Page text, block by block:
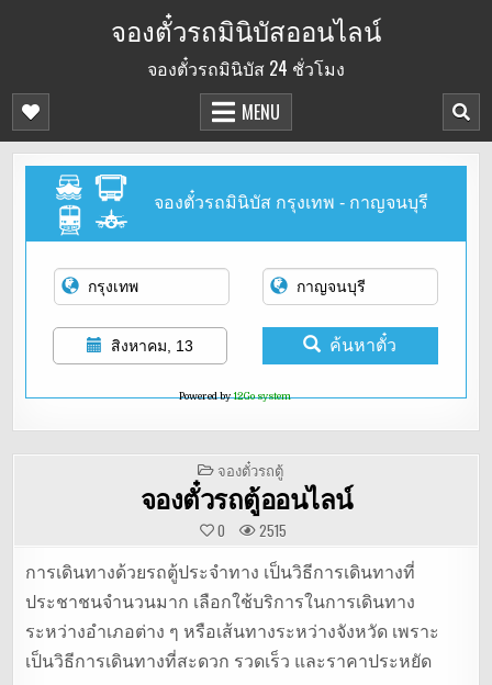
จองตั๋วรถมินิบัสออนไลน์
จองตั๋วรถมินิบัส 24 ชั่วโมง
MENU
จองตั๋วรถมินิบัส กรุงเทพ - กาญจนบุรี
สิงหาคม, 13 ค้นหาตั๋ว
Powered by12Go system
POSTED
IN
จองตั๋วรถตู้
จองตั๋วรถตู้ออนไลน์
0 2515
การเดินทางด้วยรถตู้ประจำทาง เป็นวิธีการเดินทางที่
ประชาชนจำนวนมาก เลือกใช้บริการในการเดินทาง
ระหว่างอำเภอต่าง ๆ หรือเส้นทางระหว่างจังหวัด เพราะ
เป็นวิธีการเดินทางที่สะดวก รวดเร็ว และราคาประหยัด